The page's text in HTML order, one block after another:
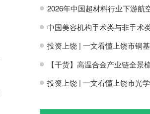
H 2026年中国超材料行业下游航空航天领
H 中国美容机构手术类与非手术类项目均实
H 投资上饶 | 一文看懂上饶市铜基新材料产业发
H 【干货】高温合金产业链全景梳
H 投资上饶 | 一文看懂上饶市光学元器件产业发